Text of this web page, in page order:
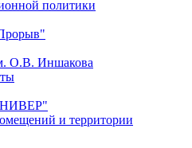
политики
О.В. Иншакова
и территории